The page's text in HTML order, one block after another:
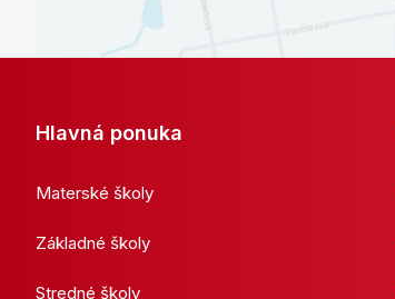
Hlavná ponuka
Materské školy
Základné školy
Stredné školy